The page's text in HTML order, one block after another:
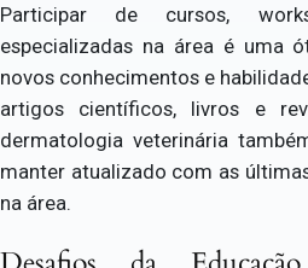
Participar de cursos,
especializadas na área é uma
novos conhecimentos e
artigos científicos, livros e
dermatologia veterinária
manter atualizado com as
na área.